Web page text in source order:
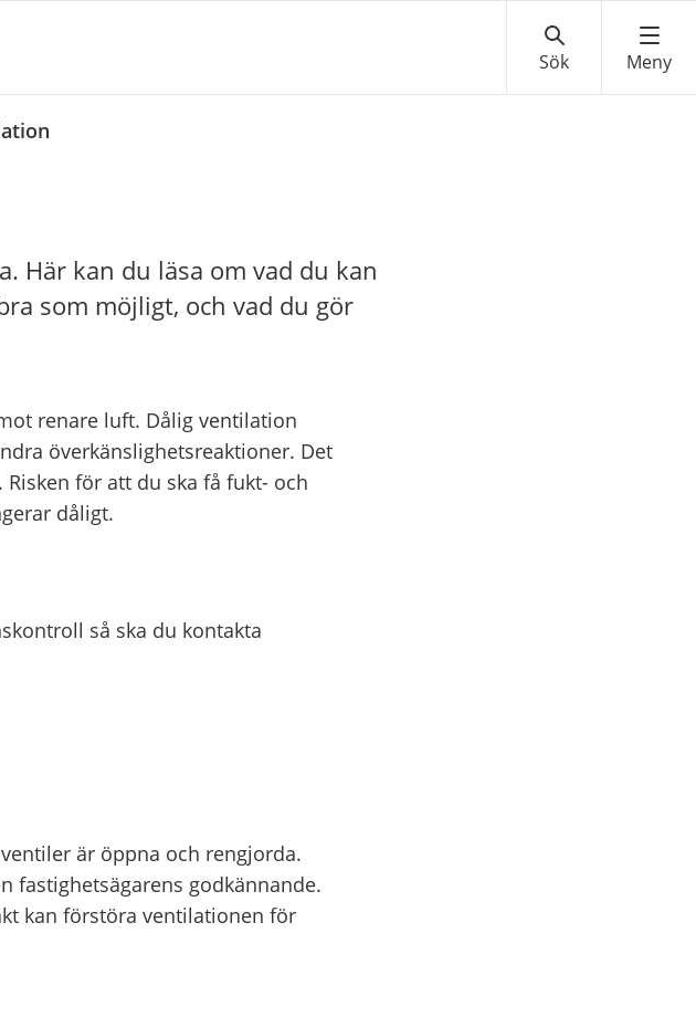
Här kan du läsa om vad du kan
som möjligt, och vad du gör
renare luft. Dålig ventilation
överkänslighetsreaktioner. Det
för att du ska få fukt- och
dåligt.
så ska du kontakta
är öppna och rengjorda.
fastighetsägarens godkännande.
kan förstöra ventilationen för